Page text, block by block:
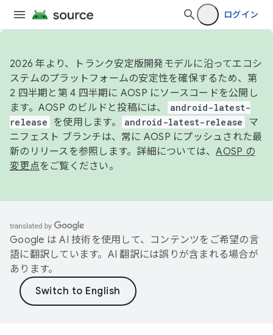
ログイン
2026 年より、トランク安定版開発モデルに沿ってエコシ
ステムのプラットフォームの安定性を確保するため、第
2 四半期と第 4 四半期に AOSP にソースコードを公開し
ます。AOSP のビルドと投稿には、
android-latest-
release
を使用します。 android-latest-release
マ
ニフェスト ブランチは、常に AOSP にプッシュされた最
新のリリースを参照します。詳細については、AOSP の
変更点をご覧ください。
Google は AI 技術を使用して、コンテンツをご希望の言
語に翻訳しています。AI 翻訳には誤りが含まれる場合が
あります。